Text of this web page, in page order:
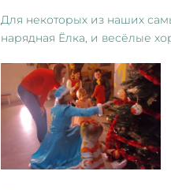
Для некоторых из наших
нарядная Ёлка, и весёлые